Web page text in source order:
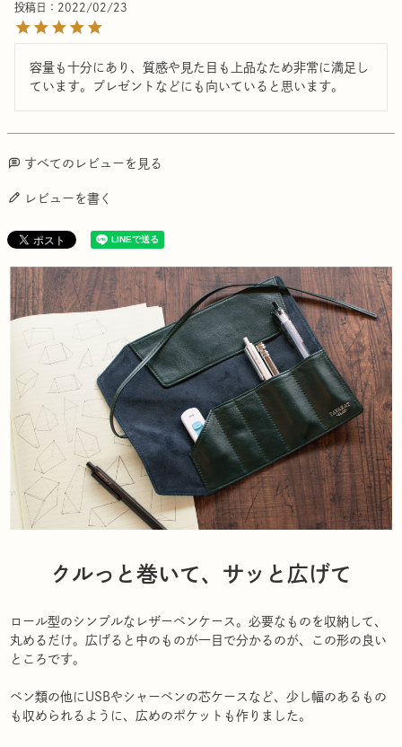
投稿日
2022/02/23
容量も十分にあり、質感や見た目も上品なため非常に満足し
ています。プレゼントなどにも向いていると思います。
すべてのレビューを見る
レビューを書く
クルっと巻いて、サッと広げて
ロール型のシンプルなレザーペンケース。必要なものを収納して、
丸めるだけ。広げると中のものが一目で分かるのが、この形の良い
ところです。
ペン類の他にUSBやシャーペンの芯ケースなど、少し幅のあるもの
も収められるように、広めのポケットも作りました。